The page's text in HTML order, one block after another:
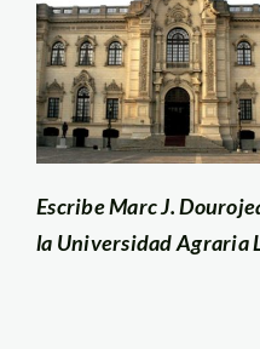
Escribe Marc J.
la Universidad Agraria